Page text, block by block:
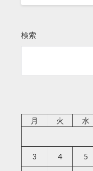
検索
月 火 水
3 4 5